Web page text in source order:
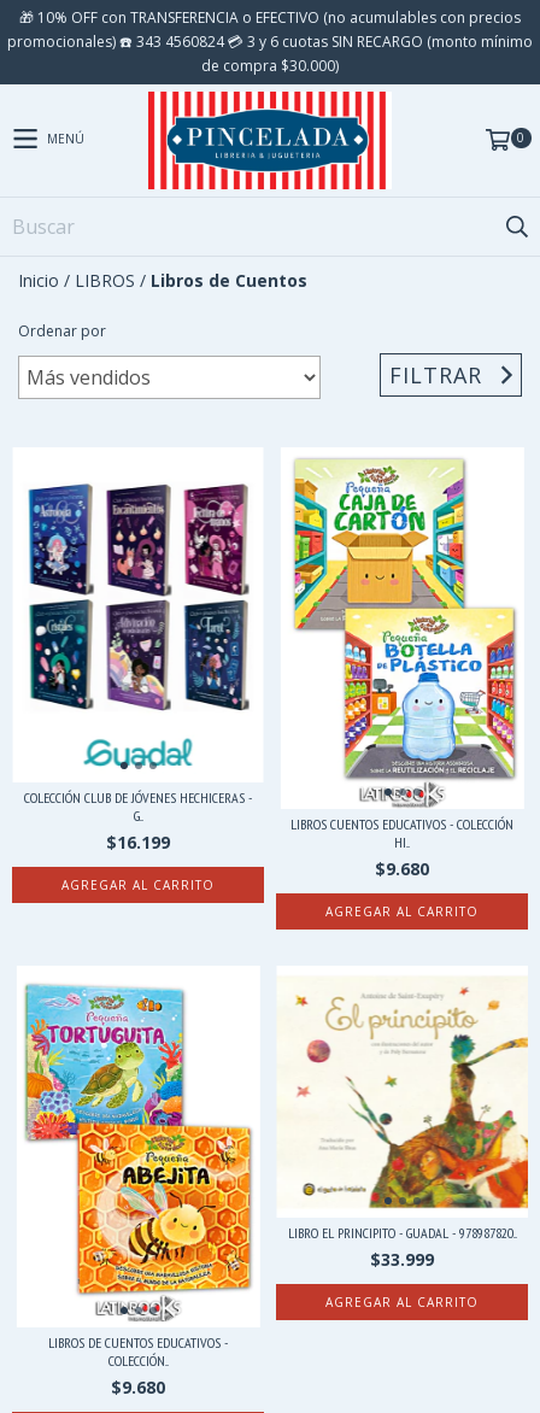
🎁 10% OFF con TRANSFERENCIA o EFECTIVO (no acumulables con precios
promocionales) ☎️ 343 4560824 💳 3 y 6 cuotas SIN RECARGO (monto mínimo
de compra $30.000)
MENÚ 0
Inicio / LIBROS / Libros de Cuentos
Ordenar por
FILTRAR
COLECCIÓN CLUB DE JÓVENES HECHICERAS -
G...
$16.199
AGREGAR AL CARRITO
LIBROS CUENTOS EDUCATIVOS - COLECCIÓN
HI...
$9.680
AGREGAR AL CARRITO
LIBROS DE CUENTOS EDUCATIVOS -
COLECCIÓN...
$9.680
LIBRO EL PRINCIPITO - GUADAL - 978987820...
$33.999